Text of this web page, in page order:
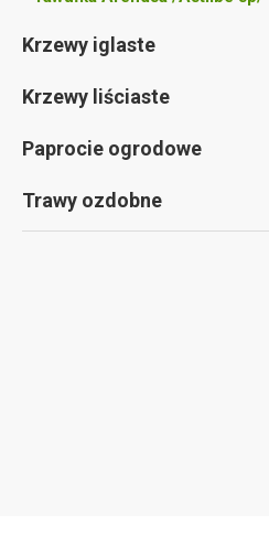
Krzewy iglaste
Krzewy liściaste
Paprocie ogrodowe
Trawy ozdobne